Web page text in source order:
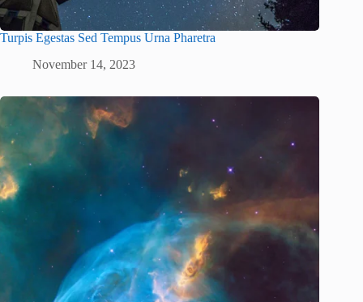
Turpis Egestas Sed Tempus Urna Pharetra
November 14, 2023